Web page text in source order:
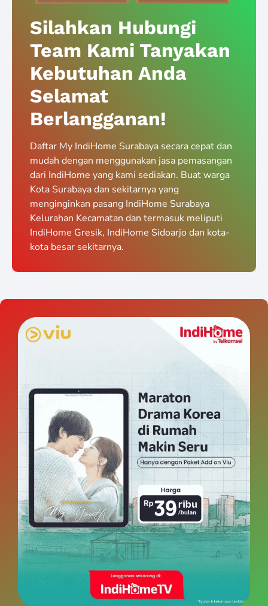
Silahkan Hubungi
Team Kami Tanyakan
Kebutuhan Anda
Selamat
Berlangganan!
Daftar My IndiHome Surabaya secara cepat dan
mudah dengan menggunakan jasa pemasangan
dari IndiHome yang kami sediakan. Buat warga
Kota Surabaya dan sekitarnya yang
menginginkan pasang IndiHome Surabaya
Kelurahan Kecamatan dan termasuk meliputi
IndiHome Gresik, IndiHome Sidoarjo dan kota-
kota besar sekitarnya.